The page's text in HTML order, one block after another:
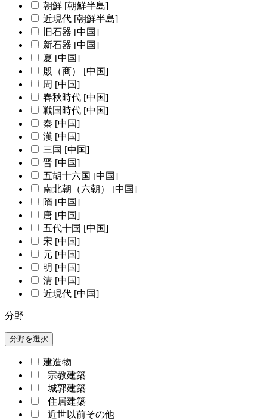
朝鮮 [朝鮮半島]
近現代 [朝鮮半島]
旧石器 [中国]
新石器 [中国]
夏 [中国]
殷（商） [中国]
周 [中国]
春秋時代 [中国]
戦国時代 [中国]
秦 [中国]
漢 [中国]
三国 [中国]
晋 [中国]
五胡十六国 [中国]
南北朝（六朝） [中国]
隋 [中国]
唐 [中国]
五代十国 [中国]
宋 [中国]
元 [中国]
明 [中国]
清 [中国]
近現代 [中国]
分野
分野を選択
建造物
宗教建築
城郭建築
住居建築
近世以前その他